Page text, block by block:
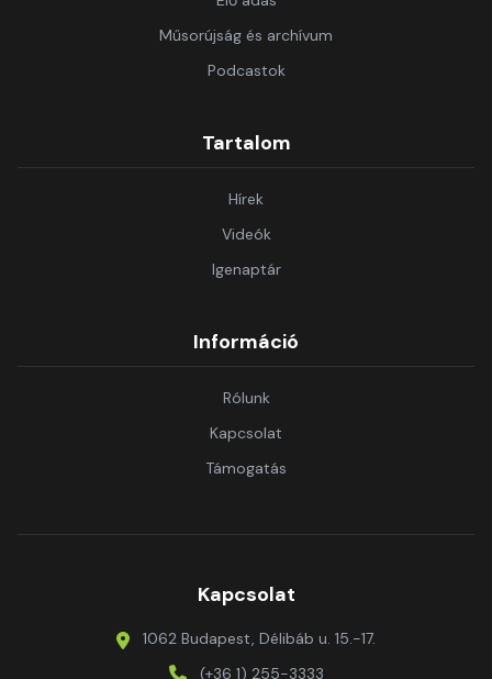
Műsorújság és archívum
Podcastok
Tartalom
Hírek
Videók
Igenaptár
Információ
Rólunk
Kapcsolat
Támogatás
Kapcsolat
1062 Budapest, Délibáb u. 15.-17.
(+36 1) 255-3333